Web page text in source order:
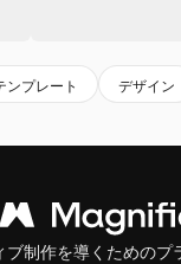
ンプレート デザイン
制作を導くためのプ